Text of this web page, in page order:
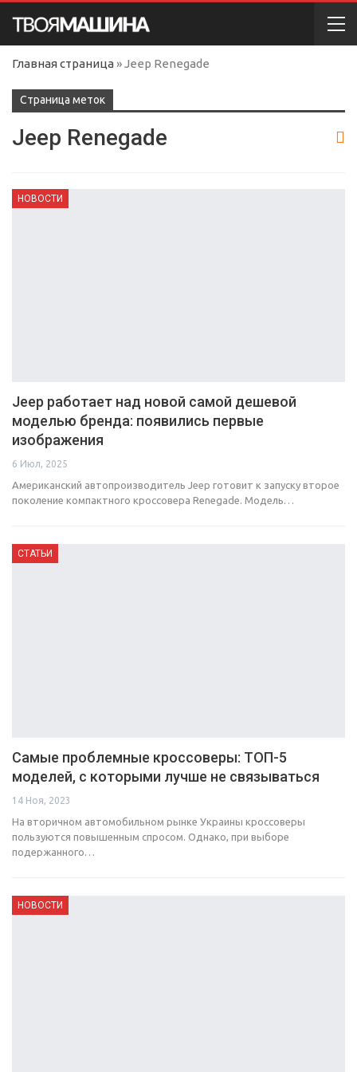
Главная страница »Jeep Renegade
Cтраница меток
Jeep Renegade
НОВОСТИ
Jeep работает над новой самой дешевой
моделью бренда: появились первые
изображения
6 Июл, 2025
Американский автопроизводитель Jeep готовит к запуску второе
поколение компактного кроссовера Renegade. Модель…
СТАТЬИ
Самые проблемные кроссоверы: ТОП-5
моделей, с которыми лучше не связываться
14 Ноя, 2023
На вторичном автомобильном рынке Украины кроссоверы
пользуются повышенным спросом. Однако, при выборе
подержанного…
НОВОСТИ